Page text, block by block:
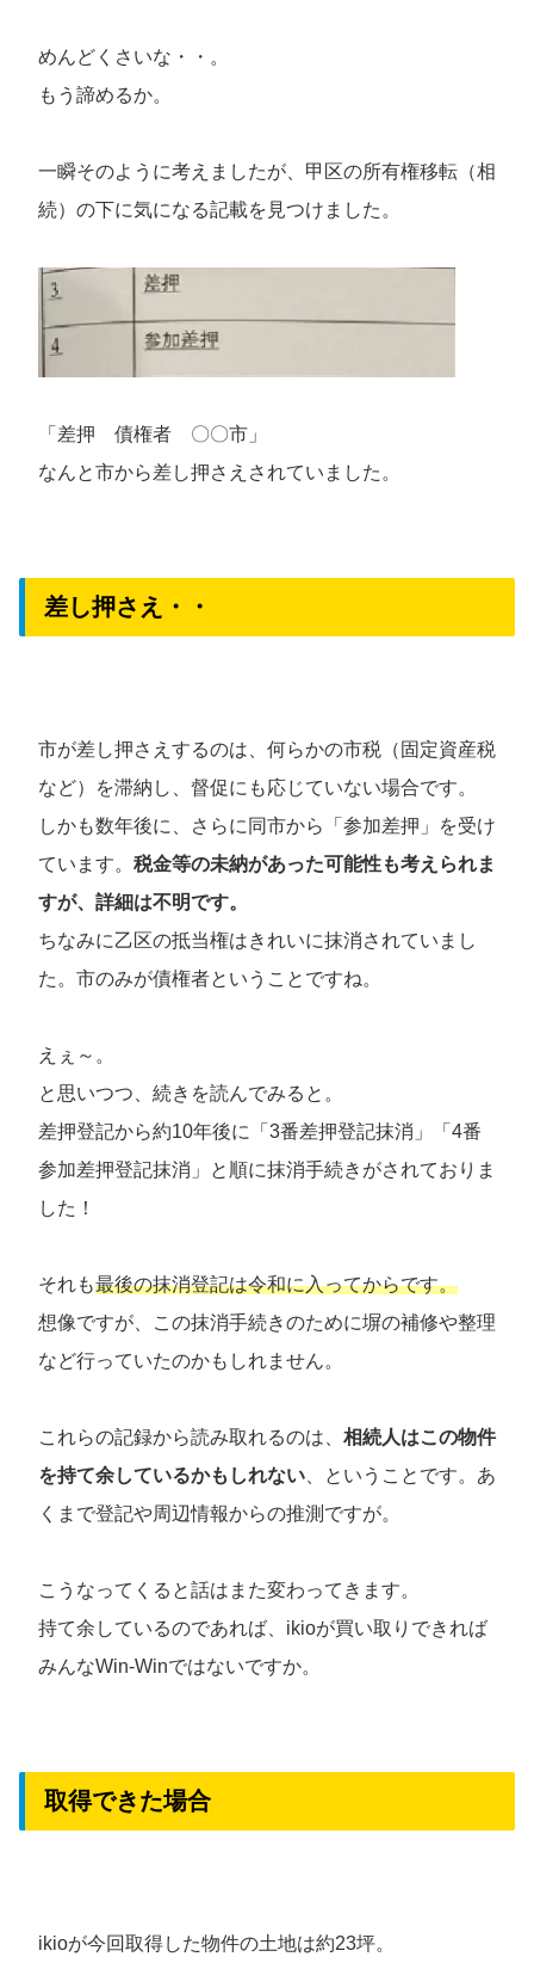
めんどくさいな・・。
もう諦めるか。
一瞬そのように考えましたが、甲区の所有権移転（相
続）の下に気になる記載を見つけました。
「差押 債権者 〇〇市」
なんと市から差し押さえされていました。
差し押さえ・・
市が差し押さえするのは、何らかの市税（固定資産税
など）を滞納し、督促にも応じていない場合です。
しかも数年後に、さらに同市から「参加差押」を受け
ています。 税金等の未納があった可能性も考えられま
すが、詳細は不明です。
ちなみに乙区の抵当権はきれいに抹消されていまし
た。市のみが債権者ということですね。
えぇ～。
と思いつつ、続きを読んでみると。
差押登記から約10年後に「3番差押登記抹消」「4番
参加差押登記抹消」と順に抹消手続きがされておりま
した！
それも最後の抹消登記は令和に入ってからです。
想像ですが、この抹消手続きのために塀の補修や整理
など行っていたのかもしれません。
これらの記録から読み取れるのは、 相続人はこの物件
を持て余しているかもしれない 、ということです。あ
くまで登記や周辺情報からの推測ですが。
こうなってくると話はまた変わってきます。
持て余しているのであれば、ikioが買い取りできれば
みんなWin-Winではないですか。
取得できた場合
ikioが今回取得した物件の土地は約23坪。